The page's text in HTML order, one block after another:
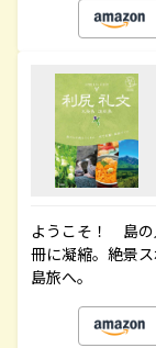
ようこそ！ 島の
冊に凝縮。絶景
島旅へ。